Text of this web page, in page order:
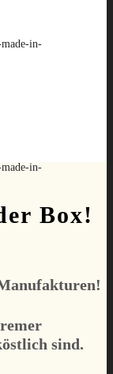
Box!
sind.